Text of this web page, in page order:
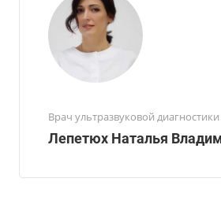
Врач ультразвуковой диагностики
Лепетюх Наталья